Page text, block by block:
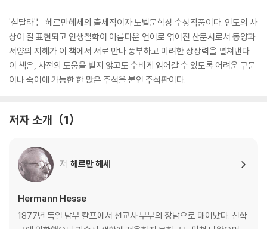
'싣달타'는 헤르만헤세의 출세작이자 노벨문학상 수상작품이다. 인도의 사
상이 잘 표현되고 인생철학이 아름다운 언어로 엮어진 산문시로서 동양과
서양의 지혜가 이 책에서 서로 만나 풍부하고 미려한 상상력을 펼쳐낸다.
이 책은, 사전의 도움을 빌지 않고도 수비게 읽어갈 수 있도록 어려운 구문
이나 숙어에 가능한 한 많은 주석을 붙인 주석판이다.
저자 소개 1
저 헤르만 헤세
Hermann Hesse
1877년 독일 남부 칼프에서 선교사 부부의 장남으로 태어났다. 신학